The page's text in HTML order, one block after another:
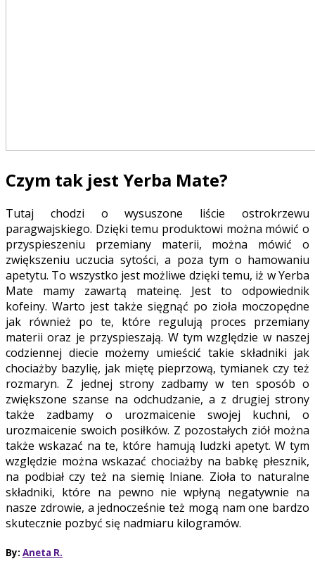
Czym tak jest Yerba Mate?
Tutaj chodzi o wysuszone liście ostrokrzewu
paragwajskiego. Dzięki temu produktowi można mówić o
przyspieszeniu przemiany materii, można mówić o
zwiększeniu uczucia sytości, a poza tym o hamowaniu
apetytu. To wszystko jest możliwe dzięki temu, iż w Yerba
Mate mamy zawartą mateinę. Jest to odpowiednik
kofeiny. Warto jest także sięgnąć po zioła moczopędne
jak również po te, które regulują proces przemiany
materii oraz je przyspieszają. W tym względzie w naszej
codziennej diecie możemy umieścić takie składniki jak
chociażby bazylię, jak miętę pieprzową, tymianek czy też
rozmaryn. Z jednej strony zadbamy w ten sposób o
zwiększone szanse na odchudzanie, a z drugiej strony
także zadbamy o urozmaicenie swojej kuchni, o
urozmaicenie swoich posiłków. Z pozostałych ziół można
także wskazać na te, które hamują ludzki apetyt. W tym
względzie można wskazać chociażby na babkę płesznik,
na podbiał czy też na siemię lniane. Zioła to naturalne
składniki, które na pewno nie wpłyną negatywnie na
nasze zdrowie, a jednocześnie też mogą nam one bardzo
skutecznie pozbyć się nadmiaru kilogramów.
By: Aneta R.